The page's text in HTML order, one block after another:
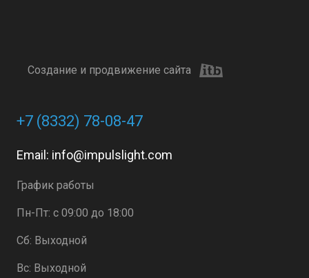
Создание и продвижение сайта
+7 (8332) 78-08-47
Email: info@impulslight.com
График работы
Пн-Пт: с 09:00 до 18:00
Сб: Выходной
Вс: Выходной